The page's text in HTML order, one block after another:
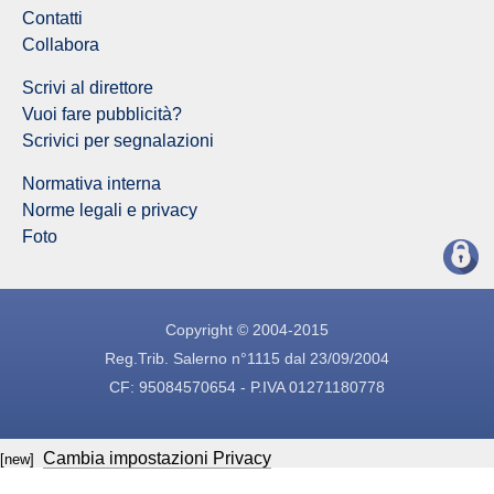
Contatti
Collabora
Scrivi al direttore
Vuoi fare pubblicità?
Scrivici per segnalazioni
Normativa interna
Norme legali e privacy
Foto
Copyright © 2004-2015
Reg.Trib. Salerno n°1115 dal 23/09/2004
CF: 95084570654 - P.IVA 01271180778
[new] Cambia impostazioni Privacy